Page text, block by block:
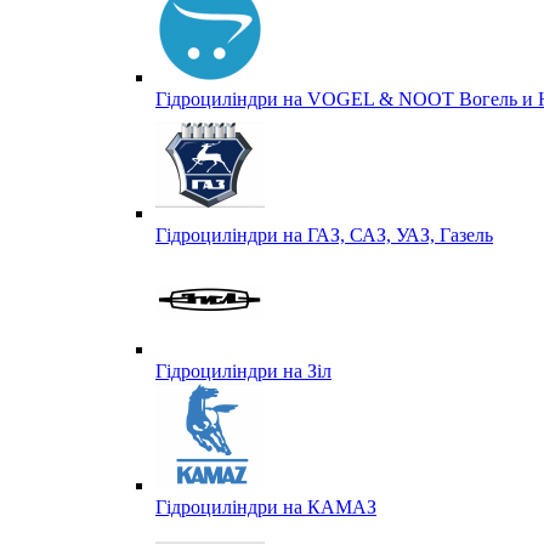
Гідроциліндри на VOGEL & NOOT Вогель и
Гідроциліндри на ГАЗ, САЗ, УАЗ, Газель
Гідроциліндри на Зіл
Гідроциліндри на КАМАЗ